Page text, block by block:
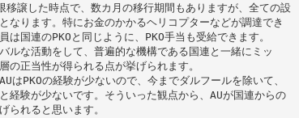
移譲した時点で、数カ月の移行期間もありますが、全ての設
なります。特にお金のかかるヘリコプターなどが調達でき
は国連のPKOと同じように、PKO手当も受給できます。
ルな活動をして、普遍的な機構である国連と一緒にミッ
の正当性が得られる点が挙げられます。
はPKOの経験が少ないので、今までダルフールを除いて、
経験が少ないです。そういった観点から、AUが国連からの
られると思います。